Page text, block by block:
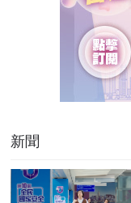
新聞